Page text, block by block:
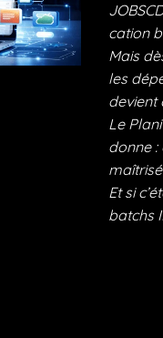
ca­tion
Mais
les
devient
Le
donne
Et si
batchs